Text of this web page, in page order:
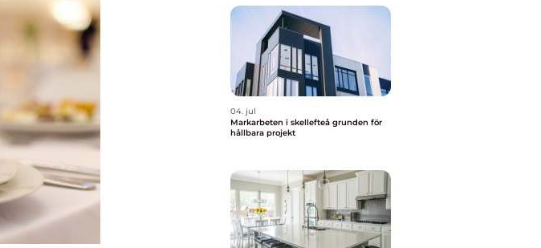
04. jul
Markarbeten i skellefteå grunden för
hållbara projekt